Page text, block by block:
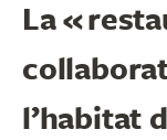
La «
l’habitat